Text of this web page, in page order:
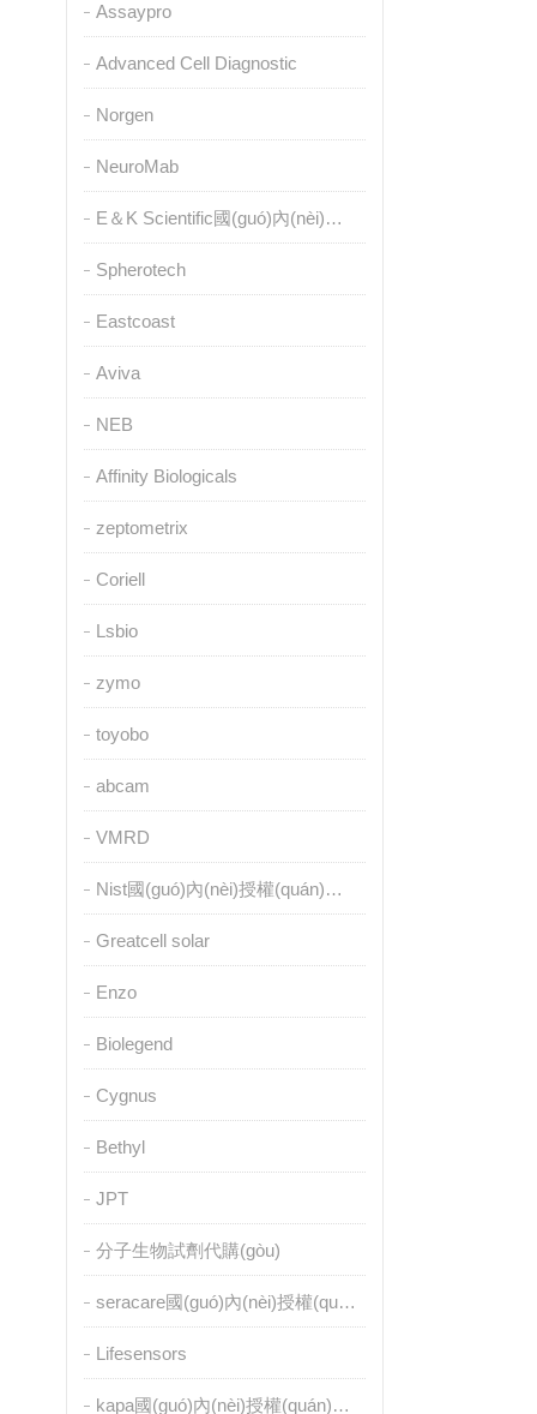
Assaypro
Advanced Cell Diagnostic
Norgen
NeuroMab
E＆K Scientific國(guó)內(nèi)授權(quán)代理
Spherotech
Eastcoast
Aviva
NEB
Affinity Biologicals
zeptometrix
Coriell
Lsbio
zymo
toyobo
abcam
VMRD
Nist國(guó)內(nèi)授權(quán)代理
Greatcell solar
Enzo
Biolegend
Cygnus
Bethyl
JPT
分子生物試劑代購(gòu)
seracare國(guó)內(nèi)授權(quán)代理
Lifesensors
kapa國(guó)內(nèi)授權(quán)代理